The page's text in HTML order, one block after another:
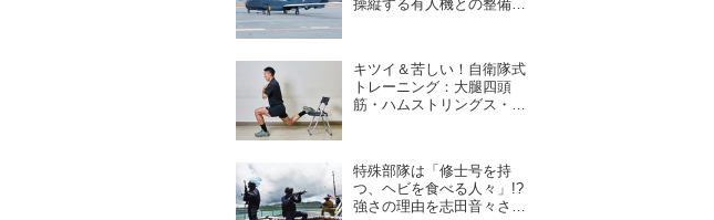
操縦する有人機との整備の
キツイ＆苦しい！自衛隊式
トレーニング：大腿四頭
筋・ハムストリングス・大
特殊部隊は「修士号を持
つ、ヘビを食べる人々」!?
強さの理由を志田音々さん